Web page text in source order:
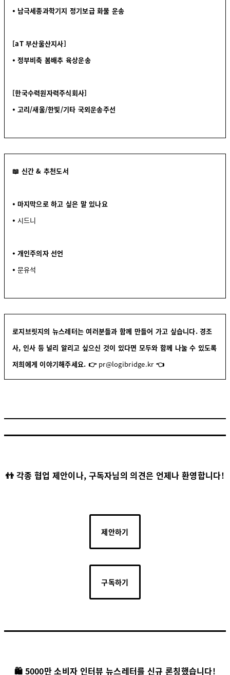
⦁ 남극세종과학기지 정기보급 화물 운송
[aT 부산울산지사]
⦁ 정부비축 봄배추 육상운송
[한국수력원자력주식회사]
⦁ 고리/새울/한빛/기타 국외운송주선
📖 신간 & 추천도서
⦁ 마지막으로 하고 싶은 말 있나요
⦁ 시드니
⦁ 개인주의자 선언
⦁ 문유석
로지브릿지의 뉴스레터는 여러분들과 함께 만들어 가고 싶습니다. 경조
사, 인사 등 널리 알리고 싶으신 것이 있다면 모두와 함께 나눌 수 있도록
저희에게 이야기해주세요. 👉 pr@logibridge.kr 👈
👬 각종 협업 제안이나, 구독자님의 의견은 언제나 환영합니다!
제안하기
구독하기
🛍️ 5000만 소비자 인터뷰 뉴스레터를 신규 론칭했습니다!